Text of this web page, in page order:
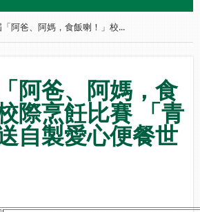
阿爸、阿媽，食飯喇！」校...
阿爸、阿媽，食
際烹飪比賽 「青
自製愛心便餐世